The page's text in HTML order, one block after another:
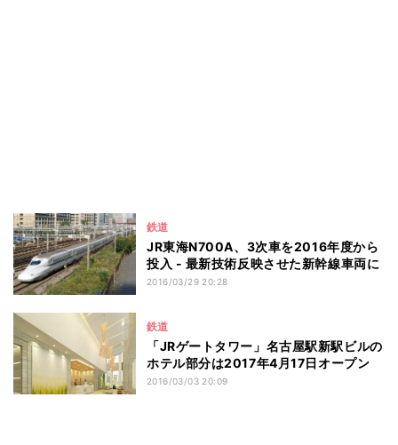
鉄道
JR東海N700A、3次車を2016年度から
投入 - 最新技術反映させた新幹線車両に
2016/03/29 20:28
鉄道
「JRゲートタワー」名古屋駅新駅ビルの
ホテル部分は2017年4月17日オープン
2016/03/03 20:09